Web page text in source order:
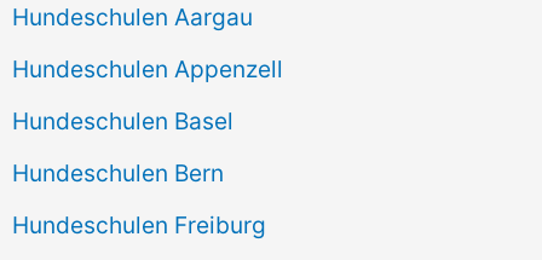
Hundeschulen Aargau
Hundeschulen Appenzell
Hundeschulen Basel
Hundeschulen Bern
Hundeschulen Freiburg